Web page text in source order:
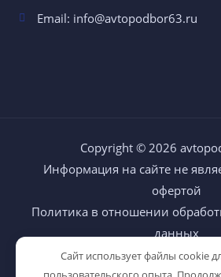
Email: info@avtopodbor63.ru
Copyright © 2026
Информация на сайте не
офертой
Политика в отношении
данных
Сайт использует файлы cookie